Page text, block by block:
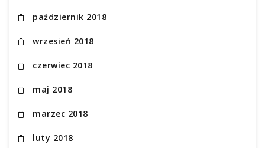
październik 2018
wrzesień 2018
czerwiec 2018
maj 2018
marzec 2018
luty 2018